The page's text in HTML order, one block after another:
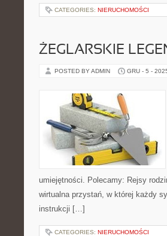
CATEGORIES: NIERUCHOMOŚCI
ŻEGLARSKIE
POSTED BY ADMIN GRU - 5 -
umiejętności. Polecamy: Rejsy
wirtualna przystań, w której każdy
instrukcji […]
CATEGORIES: NIERUCHOMOŚCI